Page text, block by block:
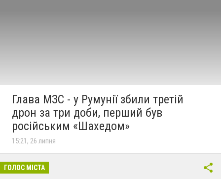
Глава МЗС - у Румунії збили третій
дрон за три доби, перший був
російським «Шахедом»
15:21, 26 липня
ГОЛОС МІСТА